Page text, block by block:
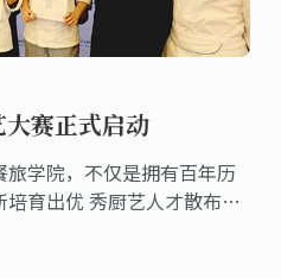
赛正式启动
学院，不仅是拥有百年历
育出优 秀厨艺人才散布世
爱厨艺的朋友有机会进入